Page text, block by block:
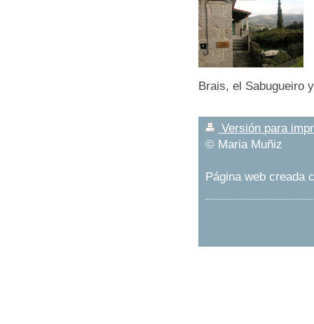
Brais, el Sabugueiro
Versión para
© Maria Muñiz
Página web creada